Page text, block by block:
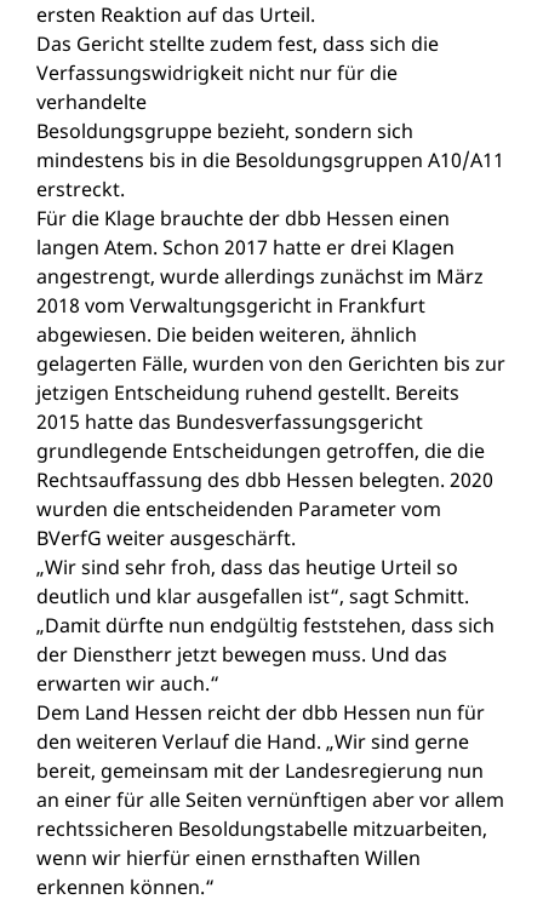
ersten Reaktion auf das Urteil.
Das Gericht stellte zudem fest, dass sich die
Verfassungswidrigkeit nicht nur für die
verhandelte
Besoldungsgruppe bezieht, sondern sich
mindestens bis in die Besoldungsgruppen A10/A11
erstreckt.
Für die Klage brauchte der dbb Hessen einen
langen Atem. Schon 2017 hatte er drei Klagen
angestrengt, wurde allerdings zunächst im März
2018 vom Verwaltungsgericht in Frankfurt
abgewiesen. Die beiden weiteren, ähnlich
gelagerten Fälle, wurden von den Gerichten bis zur
jetzigen Entscheidung ruhend gestellt. Bereits
2015 hatte das Bundesverfassungsgericht
grundlegende Entscheidungen getroffen, die die
Rechtsauffassung des dbb Hessen belegten. 2020
wurden die entscheidenden Parameter vom
BVerfG weiter ausgeschärft.
„Wir sind sehr froh, dass das heutige Urteil so
deutlich und klar ausgefallen ist“, sagt Schmitt.
„Damit dürfte nun endgültig feststehen, dass sich
der Dienstherr jetzt bewegen muss. Und das
erwarten wir auch.“
Dem Land Hessen reicht der dbb Hessen nun für
den weiteren Verlauf die Hand. „Wir sind gerne
bereit, gemeinsam mit der Landesregierung nun
an einer für alle Seiten vernünftigen aber vor allem
rechtssicheren Besoldungstabelle mitzuarbeiten,
wenn wir hierfür einen ernsthaften Willen
erkennen können.“